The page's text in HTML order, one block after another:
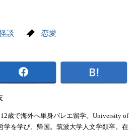
談 恋愛
歳で海外へ単身バレエ留学。University of
学を学び、帰国。筑波大学人文学類卒。在